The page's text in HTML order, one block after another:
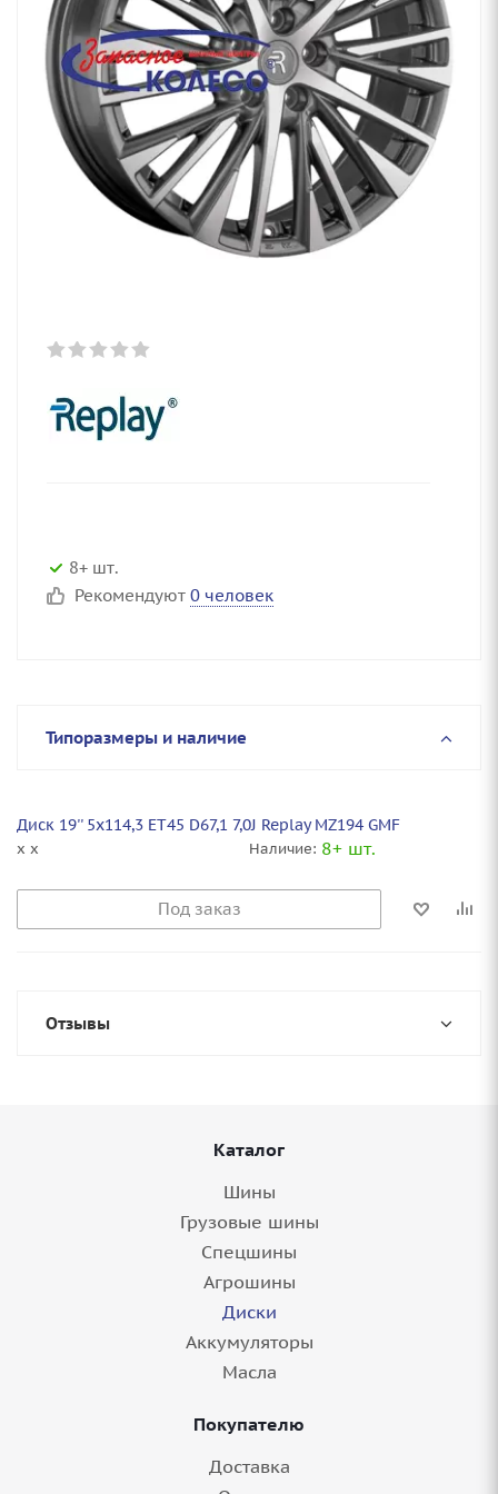
8+ шт.
Рекомендуют 0 человек
Типоразмеры и наличие
Диск 19'' 5x114,3 ET45 D67,1 7,0J Replay MZ194 GMF
x x Наличие: 8+ шт.
Под заказ
Отзывы
Каталог
Шины
Грузовые шины
Спецшины
Агрошины
Диски
Аккумуляторы
Масла
Покупателю
Доставка